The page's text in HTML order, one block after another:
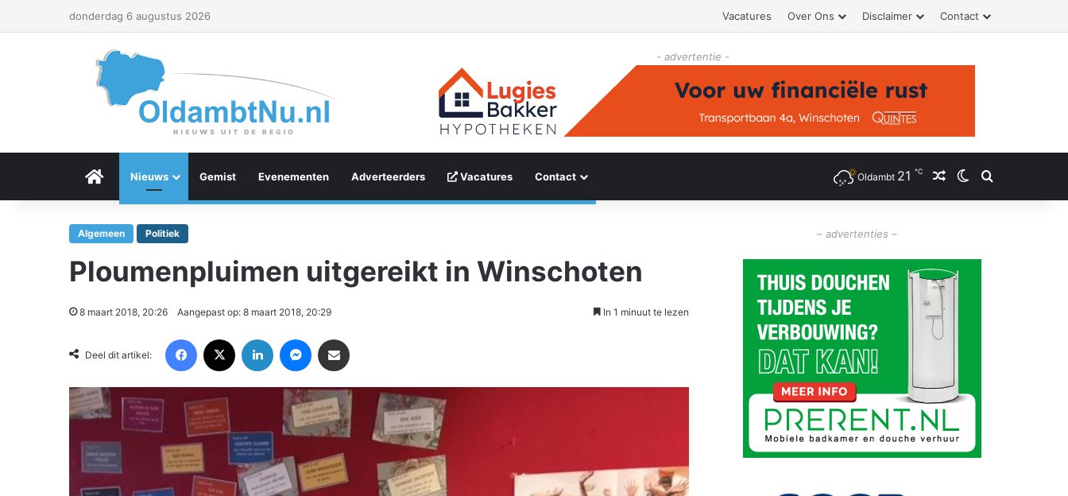
donderdag 6 augustus 2026 Vacatures Over Ons Disclaimer Contact
- advertentie -
Menu Item
Nieuws Gemist Evenementen Adverteerders Vacatures Contact Oldambt 21 ℃ Willekeurig artikel
Switch skin
Zoeken
Algemeen Politiek
Ploumenpluimen uitgereikt in Winschoten
8 maart 2018, 20:26 Aangepast op: 8 maart 2018, 20:29 In 1 minuut te lezen
Deel dit artikel:
– advertenties –